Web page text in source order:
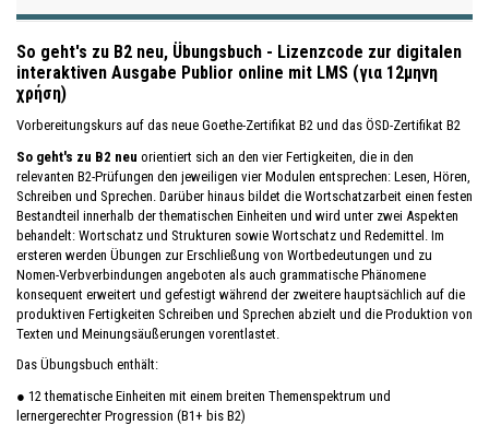
So geht's zu B2 neu, Übungsbuch - Lizenzcode zur digitalen
interaktiven Ausgabe Publior online mit LMS (για 12μηνη
χρήση)
Vorbereitungskurs auf das neue Goethe-Zertifikat B2 und das ÖSD-Zertifikat B2
So geht's zu B2 neu orientiert sich an den vier Fertigkeiten, die in den
relevanten B2-Prüfungen den jeweiligen vier Modulen entsprechen: Lesen, Hören,
Schreiben und Sprechen. Darüber hinaus bildet die Wortschatzarbeit einen festen
Bestandteil innerhalb der thematischen Einheiten und wird unter zwei Aspekten
behandelt: Wortschatz und Strukturen sowie Wortschatz und Redemittel. Im
ersteren werden Übungen zur Erschließung von Wortbedeutungen und zu
Nomen-Verbverbindungen angeboten als auch grammatische Phänomene
konsequent erweitert und gefestigt während der zweitere hauptsächlich auf die
produktiven Fertigkeiten Schreiben und Sprechen abzielt und die Produktion von
Texten und Meinungsäußerungen vorentlastet.
Das Übungsbuch enthält:
● 12 thematische Einheiten mit einem breiten Themenspektrum und
lernergerechter Progression (B1+ bis B2)